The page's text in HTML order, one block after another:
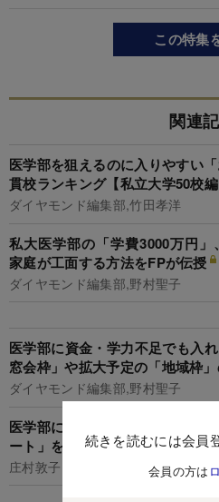
続きを読むには会員
会員の方は
この特集
関連
医学部を狙えるのに入りやすい
貫校ランキング【私立大学50校編
ダイヤモンド編集部,竹田孝洋
私大医学部の「学費3000万円
家庭が工面する方法をFPが伝授
ダイヤモンド編集部,野村聖子
医学部に資金・学力不足でも入
窓会枠」や拡大予定の「地域枠
ダイヤモンド編集部,野村聖子
医学部にカネなし学力なしでも入
ート」を徹底検証
庄村敦子